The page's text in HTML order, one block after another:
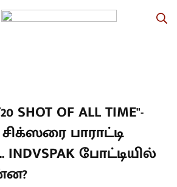
SHOT OF ALL TIME"-
பாராட்டி
INDVSPAK போட்டியில்